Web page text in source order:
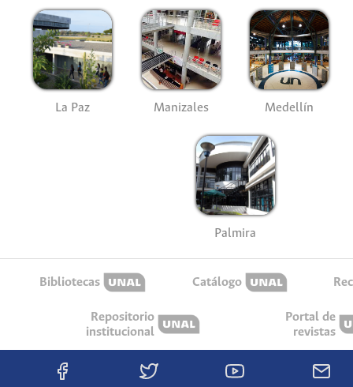
La Paz Manizales Medellín
Palmira
Bibliotecas Catálogo
Repositorio
institucional
Portal de
revistas